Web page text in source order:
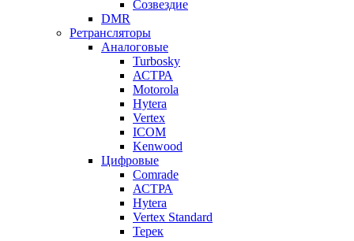
Созвездие
DMR
Ретрансляторы
Аналоговые
Turbosky
АСТРА
Motorola
Hytera
Vertex
ICOM
Kenwood
Цифровые
Comrade
АСТРА
Hytera
Vertex Standard
Терек